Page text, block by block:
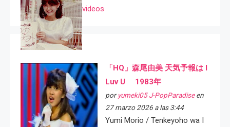
videos
「HQ」森尾由美 天気予報は I
Luv U 1983年
por yumeki05 J-PopParadiseen
27 marzo 2026 a las 3:44
Yumi Morio / Tenkeyoho wa I